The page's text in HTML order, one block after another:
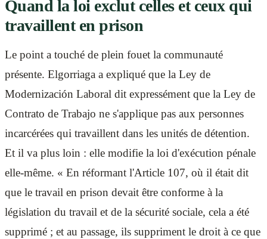
Quand la loi exclut celles et ceux qui
travaillent en prison
Le point a touché de plein fouet la communauté
présente. Elgorriaga a expliqué que la Ley de
Modernización Laboral dit expressément que la Ley de
Contrato de Trabajo ne s'applique pas aux personnes
incarcérées qui travaillent dans les unités de détention.
Et il va plus loin : elle modifie la loi d'exécution pénale
elle-même. « En réformant l'Article 107, où il était dit
que le travail en prison devait être conforme à la
législation du travail et de la sécurité sociale, cela a été
supprimé ; et au passage, ils suppriment le droit à ce que